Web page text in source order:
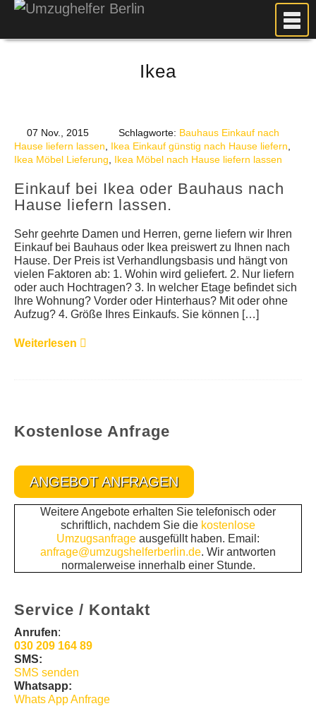
PREISE
UMZUGSPLANUNG
WEITERE DIENSTLEISTUNGEN
AKTUELLES
BLOG
UMZUGSKOSTEN RECHNER
KUNDENMEINUNGEN
Ikea
07 Nov., 2015 Schlagworte: Bauhaus Einkauf nach
Hause liefern lassen
Ikea Einkauf günstig nach Hause liefern
Ikea Möbel Lieferung
Ikea Möbel nach Hause liefern lassen
Einkauf bei Ikea oder Bauhaus nach
Hause liefern lassen.
Sehr geehrte Damen und Herren, gerne liefern wir Ihren
Einkauf bei Bauhaus oder Ikea preiswert zu Ihnen nach
Hause. Der Preis ist Verhandlungsbasis und hängt von
vielen Faktoren ab: 1. Wohin wird geliefert. 2. Nur liefern
oder auch Hochtragen? 3. In welcher Etage befindet sich
Ihre Wohnung? Vorder oder Hinterhaus? Mit oder ohne
Aufzug? 4. Größe Ihres Einkaufs. Sie können […]
Weiterlesen
Kostenlose Anfrage
ANGEBOT ANFRAGEN
Weitere Angebote erhalten Sie telefonisch oder
schriftlich, nachdem Sie die kostenlose
Umzugsanfrage ausgefüllt haben. Email:
anfrage@umzugshelferberlin.de. Wir antworten
normalerweise innerhalb einer Stunde.
Service / Kontakt
Anrufen:
030 209 164 89
SMS:
SMS senden
Whatsapp:
Whats App Anfrage